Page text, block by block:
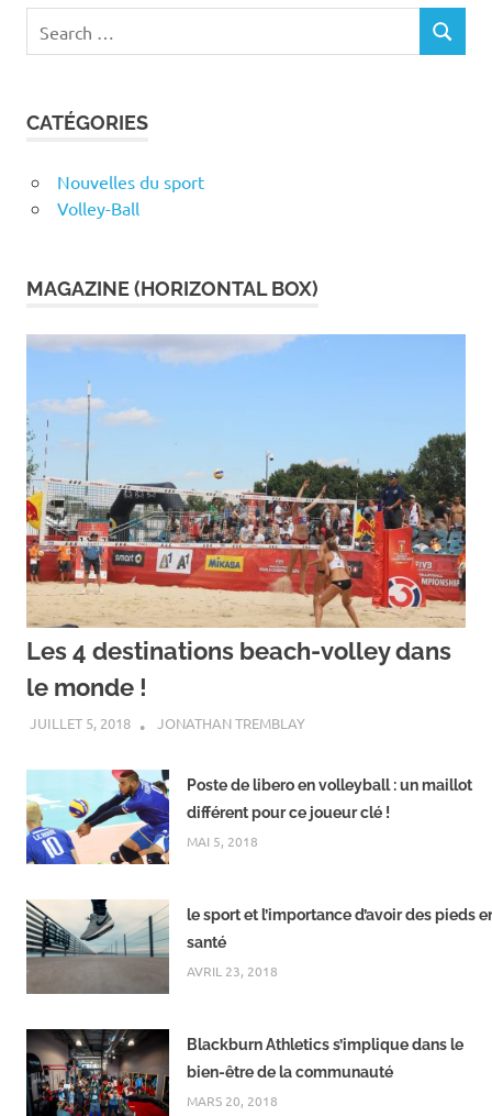
for:
SEARCH
CATÉGORIES
Nouvelles du sport
Volley-Ball
MAGAZINE (HORIZONTAL BOX)
Les 4 destinations beach-volley dans
le monde !
JUILLET 5, 2018 JONATHAN TREMBLAY
Poste de libero en volleyball : un maillot
différent pour ce joueur clé !
MAI 5, 2018
le sport et l’importance d’avoir des pieds
santé
AVRIL 23, 2018
Blackburn Athletics s’implique dans le
bien-être de la communauté
MARS 20, 2018